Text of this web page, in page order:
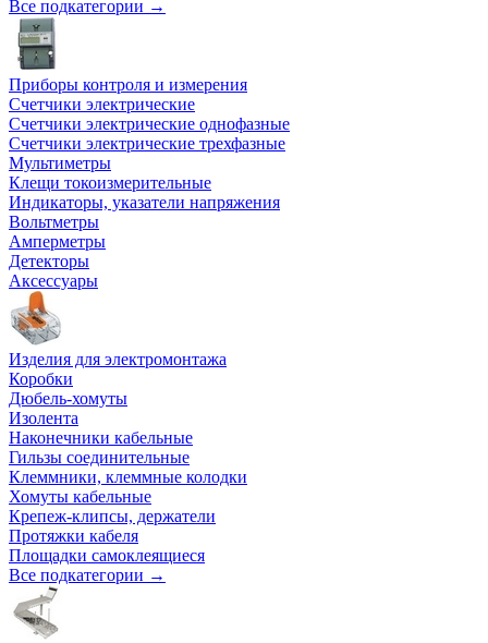
Все подкатегории →
Приборы контроля и измерения
Счетчики электрические
Счетчики электрические однофазные
Счетчики электрические трехфазные
Мультиметры
Клещи токоизмерительные
Индикаторы, указатели напряжения
Вольтметры
Амперметры
Детекторы
Аксессуары
Изделия для электромонтажа
Коробки
Дюбель-хомуты
Изолента
Наконечники кабельные
Гильзы соединительные
Клеммники, клеммные колодки
Хомуты кабельные
Крепеж-клипсы, держатели
Протяжки кабеля
Площадки самоклеящиеся
Все подкатегории →